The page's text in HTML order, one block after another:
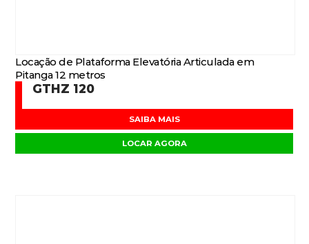
Locação de Plataforma Elevatória Articulada em
Pitanga 12 metros
GTHZ 120
SAIBA MAIS
LOCAR AGORA